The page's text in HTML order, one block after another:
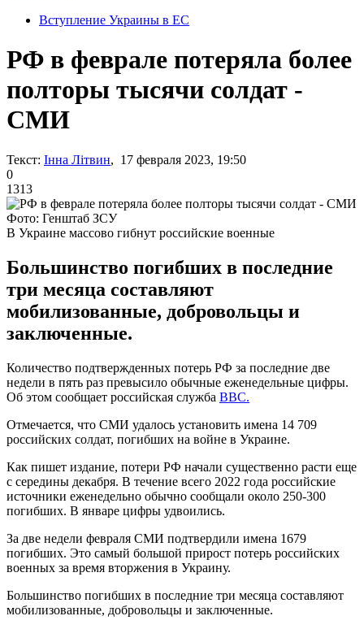
Вступление Украины в ЕС
РФ в феврале потеряла более
полторы тысячи солдат -
СМИ
Текст: Інна Літвин, 17 февраля 2023, 19:50
0
1313
Фото: Генштаб ЗСУ
В Украине массово гибнут российские военные
Большинство погибших в последние
три месяца составляют
мобилизованные, добровольцы и
заключенные.
Количество подтвержденных потерь РФ за последние две
недели в пять раз превысило обычные еженедельные цифры.
Об этом сообщает российская служба ВВС.
Отмечается, что СМИ удалось установить имена 14 709
российских солдат, погибших на войне в Украине.
Как пишет издание, потери РФ начали существенно расти еще
с середины декабря. В течение всего 2022 года российские
источники еженедельно обычно сообщали около 250-300
погибших. В январе цифры удвоились.
За две недели февраля СМИ подтвердили имена 1679
погибших. Это самый большой прирост потерь российских
военных за время вторжения в Украину.
Большинство погибших в последние три месяца составляют
мобилизованные, добровольцы и заключенные.